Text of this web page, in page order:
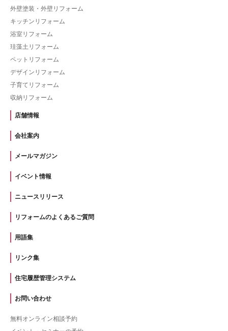
外壁塗装・外壁リフォーム
キッチンリフォーム
浴室リフォーム
珪藻土リフォーム
ペットリフォーム
デザインリフォーム
子育てリフォーム
収納リフォーム
店舗情報
会社案内
メールマガジン
イベント情報
ニュースリリース
リフォームのよくあるご質問
用語集
リンク集
住宅履歴管理システム
お問い合わせ
無料オンライン相談予約